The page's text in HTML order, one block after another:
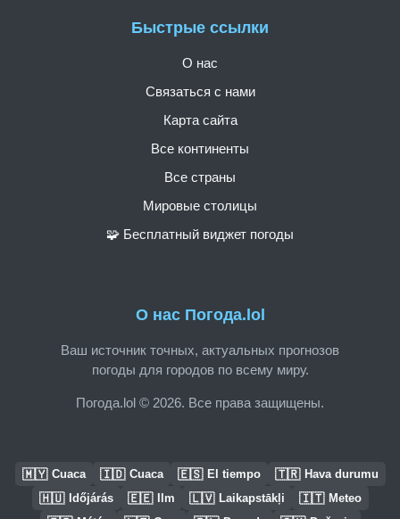
О нас Погода.lol
Ваш источник точных, актуальных прогнозов
погоды для городов по всему миру.
Погода.lol © 2026. Все права защищены.
Быстрые ссылки
О нас
Связаться с нами
Карта сайта
Все континенты
Все страны
Мировые столицы
🧩 Бесплатный виджет погоды
🇲🇾 Cuaca 🇮🇩 Cuaca 🇪🇸 El tiempo 🇹🇷 Hava durumu
🇭🇺 Időjárás 🇪🇪 Ilm 🇱🇻 Laikapstākļi 🇮🇹 Meteo